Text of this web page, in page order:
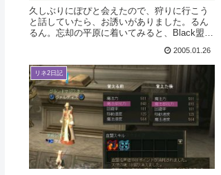
久しぶりにぽぴと会えたので、狩りに行こう
と話していたら、お誘いがありました。るん
るん。忘却の平原に着いてみると、Black盟主
か！おおお、いいのかな～ドキドキ。一応了
承を得るためにご挨拶をしてみると、開...
2005.01.26
リネ2日記